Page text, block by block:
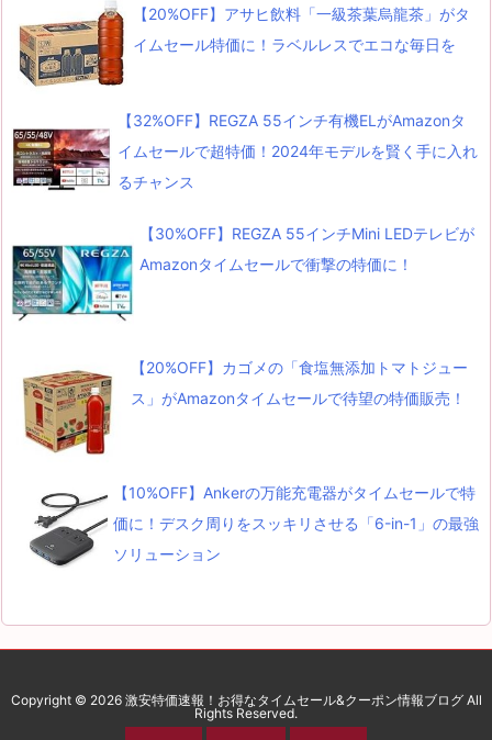
【20%OFF】アサヒ飲料「一級茶葉烏龍茶」がタ
イムセール特価に！ラベルレスでエコな毎日を
【32%OFF】REGZA 55インチ有機ELがAmazonタ
イムセールで超特価！2024年モデルを賢く手に入れ
るチャンス
【30%OFF】REGZA 55インチMini LEDテレビが
Amazonタイムセールで衝撃の特価に！
【20%OFF】カゴメの「食塩無添加トマトジュー
ス」がAmazonタイムセールで待望の特価販売！
【10%OFF】Ankerの万能充電器がタイムセールで特
価に！デスク周りをスッキリさせる「6-in-1」の最強
ソリューション
Copyright © 2026 激安特価速報！お得なタイムセール&クーポン情報ブログAll
Rights Reserved.